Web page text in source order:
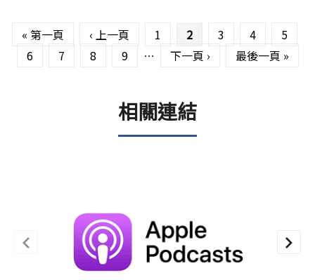
« 第一頁 ‹ 上一頁 1 2 3 4
5
6
7 8 9 … 下一頁 › 最後一頁 »
相關連結